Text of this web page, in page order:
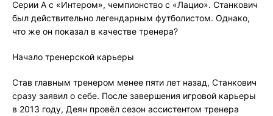
Серии А с «Интером», чемпионство с «Лацио». Станкович
был действительно легендарным футболистом. Однако,
что же он показал в качестве тренера?
Начало тренерской карьеры
Став главным тренером менее пяти лет назад, Станкович
сразу заявил о себе. После завершения игровой карьеры
в 2013 году, Деян провёл сезон ассистентом тренера